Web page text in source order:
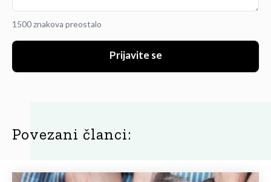
1500 znakova preostalo
Prijavite se
Povezani članci: